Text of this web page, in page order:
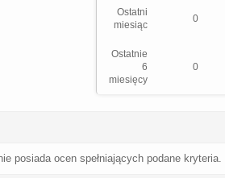
Ostatni
miesiąc
0
Ostatnie
6
miesięcy
0
posiada ocen spełniających podane kryteria.